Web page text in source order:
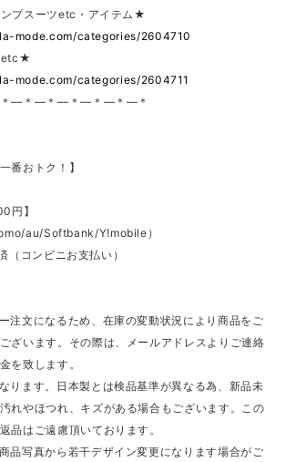
プスーツetc・アイテム★
mode.com/categories/2604710
etc★
mode.com/categories/2604711
—＊—＊—＊—＊—＊—＊
番おトク！】
円】
au/Softbank/Y!mobile）
（コンビニお支払い）
注文になるため、在庫の変動状況により商品をご
ざいます。その際は、メールアドレスよりご連絡
を致します。
ります。日本製とは検品基準が異なる為、新品未
れやほつれ、キズがある場合もございます。この
品はご遠慮頂いております。
品写真から若干デザイン変更になります場合がご